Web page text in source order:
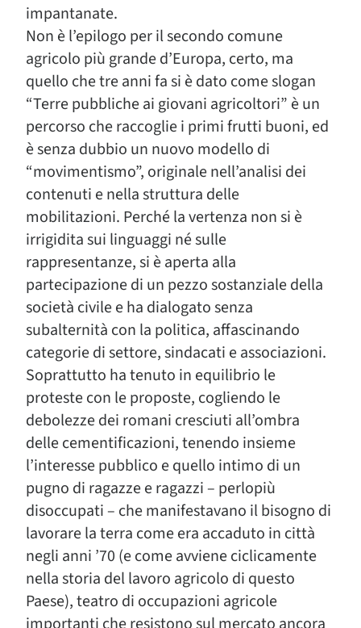
impantanate.
Non è l’epilogo per il secondo comune
agricolo più grande d’Europa, certo, ma
quello che tre anni fa si è dato come slogan
“Terre pubbliche ai giovani agricoltori” è un
percorso che raccoglie i primi frutti buoni, ed
è senza dubbio un nuovo modello di
“movimentismo”, originale nell’analisi dei
contenuti e nella struttura delle
mobilitazioni. Perché la vertenza non si è
irrigidita sui linguaggi né sulle
rappresentanze, si è aperta alla
partecipazione di un pezzo sostanziale della
società civile e ha dialogato senza
subalternità con la politica, affascinando
categorie di settore, sindacati e associazioni.
Soprattutto ha tenuto in equilibrio le
proteste con le proposte, cogliendo le
debolezze dei romani cresciuti all’ombra
delle cementificazioni, tenendo insieme
l’interesse pubblico e quello intimo di un
pugno di ragazze e ragazzi – perlopiù
disoccupati – che manifestavano il bisogno di
lavorare la terra come era accaduto in città
negli anni ’70 (e come avviene ciclicamente
nella storia del lavoro agricolo di questo
Paese), teatro di occupazioni agricole